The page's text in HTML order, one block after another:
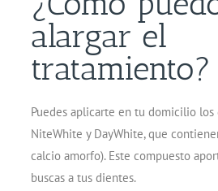
alargar el
tratamiento?
Puedes aplicarte en tu domicilio los
NiteWhite y DayWhite, que
calcio amorfo). Este compuesto
buscas a tus dientes.